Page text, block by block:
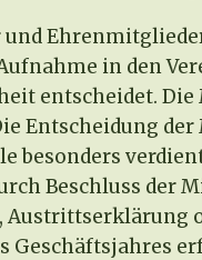
in den
entscheidet.
Entscheidung
besonders
Beschluss der